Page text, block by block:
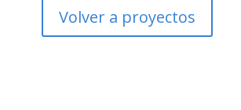
Volver a proyectos